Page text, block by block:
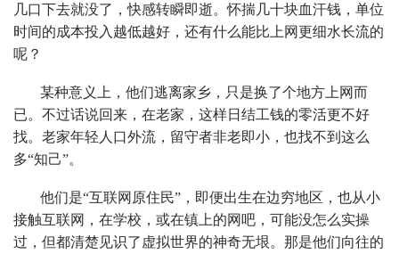
几口下去就没了，快感转瞬即逝。怀揣几十块血汗钱，单位
时间的成本投入越低越好，还有什么能比上网更细水长流的
呢？
某种意义上，他们逃离家乡，只是换了个地方上网而
已。不过话说回来，在老家，这样日结工钱的零活更不好
找。老家年轻人口外流，留守者非老即小，也找不到这么
多“知己”。
他们是“互联网原住民”，即便出生在边穷地区，也从小
接触互联网，在学校，或在镇上的网吧，可能没怎么实操
过，但都清楚见识了虚拟世界的神奇无垠。那是他们向往的